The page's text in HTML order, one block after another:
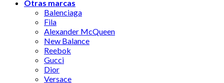
Otras marcas
Balenciaga
Fila
Alexander McQueen
New Balance
Reebok
Gucci
Dior
Versace